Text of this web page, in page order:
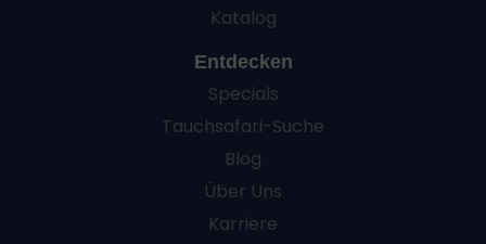
Katalog
Entdecken
Specials
Tauchsafari-Suche
Blog
Über Uns
Karriere